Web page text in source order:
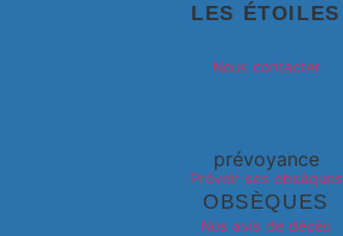
LES ÉTOILES
Nous contacter
prévoyance
Prévoir ses obsèques
OBSÈQUES
Nos avis de décès